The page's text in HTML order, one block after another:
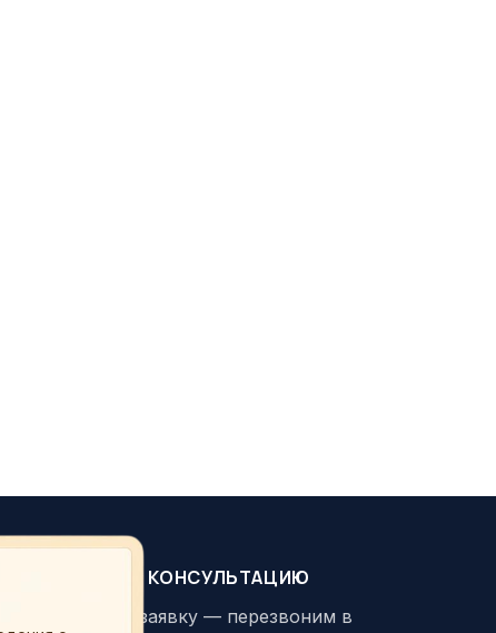
ЗАКАЗАТЬ КОНСУЛЬТАЦИЮ
Оставьте заявку — перезвоним в